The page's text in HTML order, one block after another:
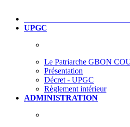
UPGC
Le Patriarche GBON
Présentation
Décret - UPGC
Règlement intérieur
ADMINISTRATION